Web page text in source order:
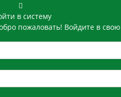
в систему
пожаловать! Войдите в